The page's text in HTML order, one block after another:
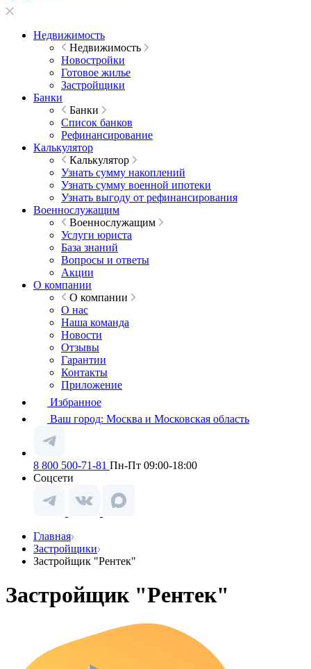
Недвижимость
Недвижимость
Новостройки
Готовое жилье
Застройщики
Банки
Банки
Список банков
Рефинансирование
Калькулятор
Калькулятор
Узнать сумму накоплений
Узнать сумму военной ипотеки
Узнать выгоду от рефинансирования
Военнослужащим
Военнослужащим
Услуги юриста
База знаний
Вопросы и ответы
Акции
О компании
О компании
О нас
Наша команда
Новости
Отзывы
Гарантии
Контакты
Приложение
Избранное
Ваш город: Москва и Московская область
8 800 500-71-81 Пн-Пт 09:00-18:00
Соцсети
Главная
Застройщики
Застройщик "Рентек"
Застройщик "Рентек"